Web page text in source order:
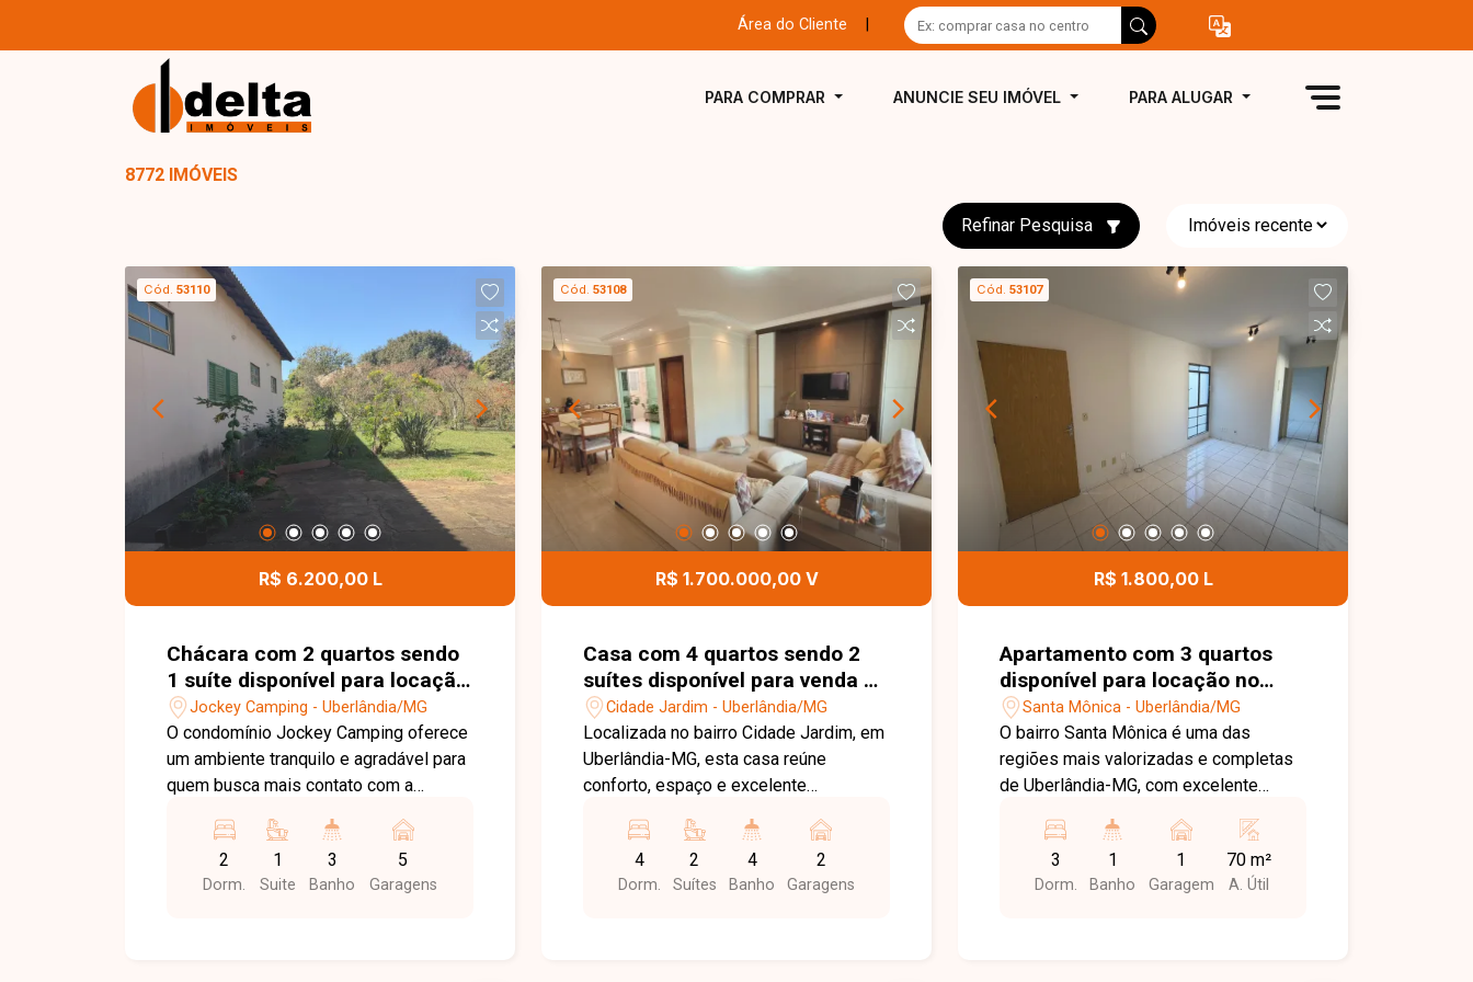
Área do Cliente
PARA COMPRAR ANUNCIE SEU IMÓVEL PARA ALUGAR
8772 IMÓVEIS
Refinar Pesquisa
Cód. 53110
R$ 6.200,00 L
Chácara com 2 quartos sendo
1 suíte disponível para locação
no bairro Jockey Camping em
Uberlândia-MG
Jockey Camping - Uberlândia/MG
O condomínio Jockey Camping oferece
um ambiente tranquilo e agradável para
quem busca mais contato com a
proporcionando sossego e privacidade
sem abrir mão da praticidade de estar
em Uberlândia-MG. Chácara residencial
2
Dorm.
1
Suite
3
Banho
5
Garagens
Cód. 53108
R$ 1.700.000,00 V
Casa com 4 quartos sendo 2
suítes disponível para venda no
bairro Cidade Jardim em
Uberlândia-MG
Cidade Jardim - Uberlândia/MG
Localizada no bairro Cidade Jardim, em
Uberlândia-MG, esta casa reúne
conforto, espaço e excelente
tradicionais da cidade, oferecendo
infraestrutura completa, fácil acesso às
principais vias, ampla variedade de
4
Dorm.
2
Suítes
4
Banho
2
Garagens
Cód. 53107
R$ 1.800,00 L
Apartamento com 3 quartos
disponível para locação no
bairro Santa Mônica em
Uberlândia-MG
Santa Mônica - Uberlândia/MG
O bairro Santa Mônica é uma das
regiões mais valorizadas e completas
de Uberlândia-MG, com excelente
comércios, supermercados, escolas,
universidades, serviços e principais
vias da cidade, oferecendo praticidade
3
Dorm.
1
Banho
1
Garagem
70 m²
A. Útil